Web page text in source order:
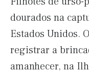
dourados na
Estados Unidos.
registrar a
amanhecer, na